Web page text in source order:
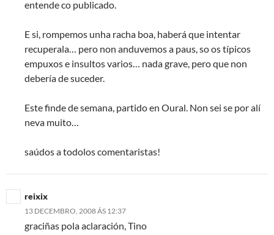
entende co publicado.
E si, rompemos unha racha boa, haberá que intentar
recuperala… pero non anduvemos a paus, so os típicos
empuxos e insultos varios… nada grave, pero que non
debería de suceder.
Este finde de semana, partido en Oural. Non sei se por alí
neva muito…
saúdos a todolos comentaristas!
reixix
13 DECEMBRO, 2008 ÁS 12:37
graciñas pola aclaración, Tino